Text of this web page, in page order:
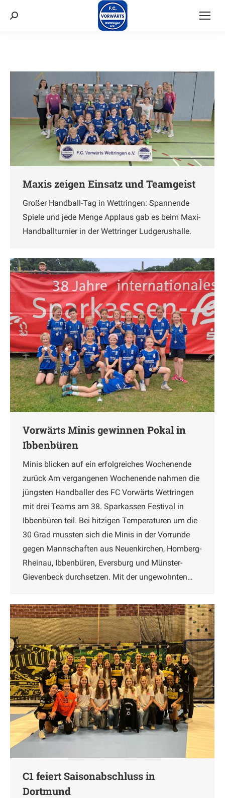
Suchen:
Maxis zeigen Einsatz und Teamgeist
Großer Handball-Tag in Wettringen: Spannende
Spiele und jede Menge Applaus gab es beim Maxi-
Handballturnier in der Wettringer Ludgerushalle.
Vorwärts Minis gewinnen Pokal in
Ibbenbüren
Minis blicken auf ein erfolgreiches Wochenende
zurück Am vergangenen Wochenende nahmen die
jüngsten Handballer des FC Vorwärts Wettringen
mit drei Teams am 38. Sparkassen Festival in
Ibbenbüren teil. Bei hitzigen Temperaturen um die
30 Grad mussten sich die Minis in der Vorrunde
gegen Mannschaften aus Neuenkirchen, Homberg-
Rheinau, Ibbenbüren, Eversburg und Münster-
Gievenbeck durchsetzen. Mit der ungewohnten…
C1 feiert Saisonabschluss in
Dortmund